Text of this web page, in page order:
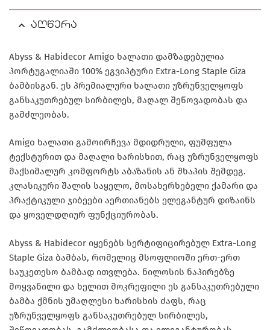
აღწერა
Abyss & Habidecor Amigo ხალათი დამზადებულია
პორტუგალიაში 100% ეგვიპტური Extra-Long Staple Giza
ბამბისგან. ეს პრემიალური ხალათი უზრუნველყოფს
განსაკუთრებულ სირბილეს, მაღალ შეწოვადობას და
გამძლეობას.
Amigo ხალათი გამოირჩევა მდიდრული, ფუმფულა
ტექსტურით და მაღალი ხარისხით, რაც უზრუნველყოფს
მაქსიმალურ კომფორტს აბაზანის ან შხაპის შემდეგ.
კლასიკური შალის საყელო, მოსახერხებელი ქამარი და
პრაქტიკული ჯიბეები აერთიანებს ელეგანტურ დიზაინს
და ყოველდღიურ ფუნქციურობას.
Abyss & Habidecor იყენებს სერტიფიცირებულ Extra-Long
Staple Giza ბამბას, რომელიც მსოფლიოში ერთ-ერთ
საუკეთესო ბამბად ითვლება. ნილოსის ნაპირებზე
მოყვანილი და ხელით მოკრეფილი ეს განსაკუთრებული
ბამბა ქმნის უმაღლესი ხარისხის ძაფს, რაც
უზრუნველყოფს განსაკუთრებულ სირბილეს,